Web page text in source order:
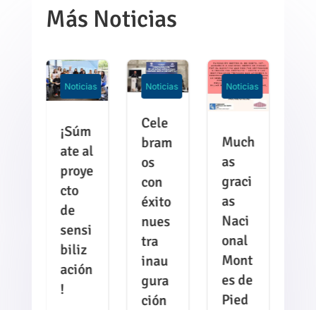
Más Noticias
Noticias
¡Súm
ate al
proye
cto
de
sensi
biliz
ación
!
Noticias
Cele
bram
os
con
éxito
nues
tra
inau
gura
ción
Noticias
Much
as
graci
as
Naci
onal
Mont
es de
Pied